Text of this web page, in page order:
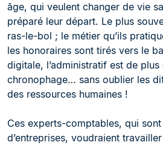
âge, qui veulent changer de vie
préparé leur départ. Le plus
ras-le-bol ; le métier qu’ils
les honoraires sont tirés vers le
digitale, l’administratif est de plus
chronophage… sans oublier les
des ressources humaines !
Ces experts-comptables, qui
d’entreprises, voudraient